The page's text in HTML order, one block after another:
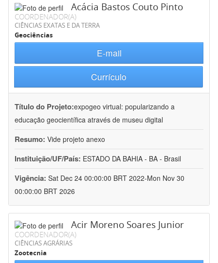
Acácia Bastos Couto Pinto
COORDENADOR(A)
CIÊNCIAS EXATAS E DA TERRA
Geociências
E-mail
Currículo
Título do Projeto:expogeo virtual: popularizando a
educação geocientífica através de museu digital
Resumo: Vide projeto anexo
Instituição/UF/País: ESTADO DA BAHIA - BA - Brasil
Vigência: Sat Dec 24 00:00:00 BRT 2022-Mon Nov 30
00:00:00 BRT 2026
Acir Moreno Soares Junior
COORDENADOR(A)
CIÊNCIAS AGRÁRIAS
Zootecnia